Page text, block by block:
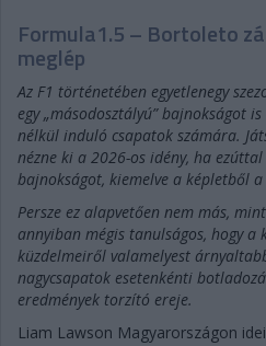
Formula1.5 – Bortoleto
meglép
Az F1 történetében egyetlenegy
egy „másodosztályú” bajnokságot
nélkül induló csapatok számára.
nézne ki a 2026-os idény, ha
bajnokságot, kiemelve a képletből a
Persze ez alapvetően nem más,
annyiban mégis tanulságos, hogy a
küzdelmeiről valamelyest
nagycsapatok esetenkénti
eredmények torzító ereje.
Liam Lawson Magyarországon